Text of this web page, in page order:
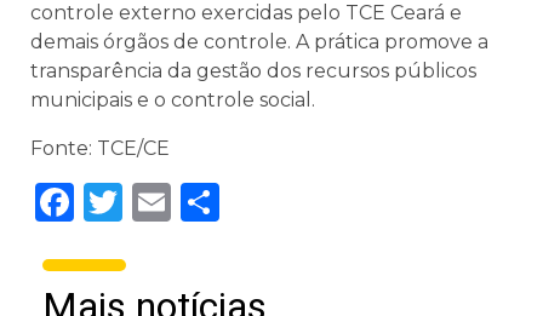
controle externo exercidas pelo TCE Ceará e
demais órgãos de controle. A prática promove a
transparência da gestão dos recursos públicos
municipais e o controle social.
Fonte: TCE/CE
Facebook
Twitter
Email
Mais notícias